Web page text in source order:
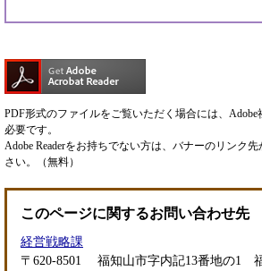
PDF形式のファイルをご覧いただく場合には、Adobe
必要です。
Adobe Readerをお持ちでない方は、バナーのリンク
さい。（無料）
このページに関するお問い合わせ先
経営戦略課
〒620-8501
福知山市字内記13番地の1